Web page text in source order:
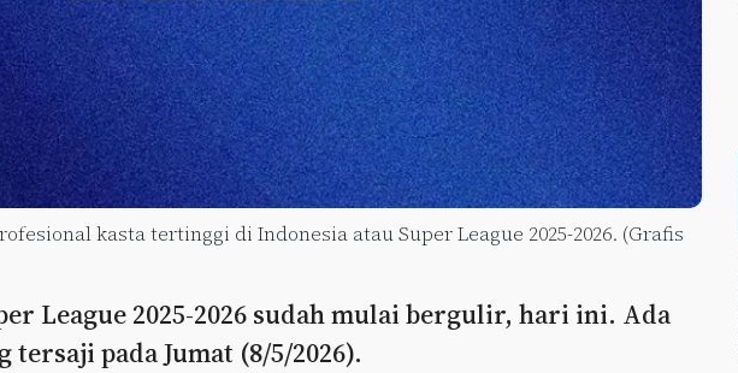
kasta tertinggi di Indonesia atau Super League 2025-2026. (Grafis
League 2025-2026 sudah mulai bergulir, hari ini. Ada
pada Jumat (8/5/2026).